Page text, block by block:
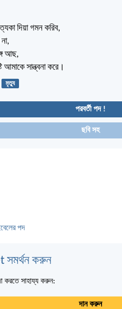
দিয়া গমন করিব,
আছ,
আমাকে সান্ত্বনা করে।
মৃত্যু
পরবর্তী পদ !
ছবি সহ
পদ
সমর্থন করুন
করতে সাহায্য করুন:
দান করুন